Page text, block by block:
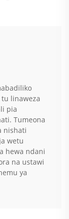
linaweza
pia
Tumeona
nishati
wetu
hewa ndani
na ustawi
ya